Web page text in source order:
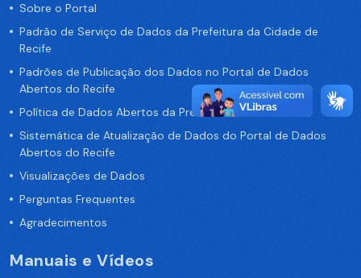
Sobre o Portal
Padrão de Serviço de Dados da Prefeitura da Cidade de
Recife
Padrões de Publicação dos Dados no Portal de Dados
Abertos do Recife
Política de Dados Abertos da Prefeitura do Recife
Sistemática de Atualização de Dados do Portal de Dados
Abertos do Recife
Visualizações de Dados
Perguntas Frequentes
Agradecimentos
Manuais e Vídeos